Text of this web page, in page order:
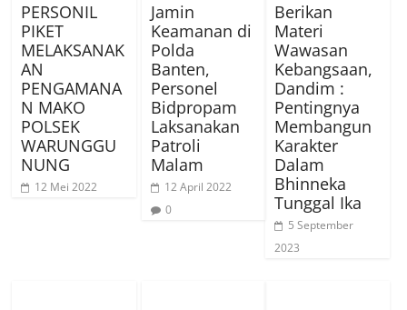
PERSONIL
PIKET
MELAKSANAK
AN
PENGAMANA
N MAKO
POLSEK
WARUNGGU
NUNG
12 Mei 2022
Jamin
Keamanan di
Polda
Banten,
Personel
Bidpropam
Laksanakan
Patroli
Malam
12 April 2022
0
Berikan
Materi
Wawasan
Kebangsaan,
Dandim :
Pentingnya
Membangun
Karakter
Dalam
Bhinneka
Tunggal Ika
5 September
2023